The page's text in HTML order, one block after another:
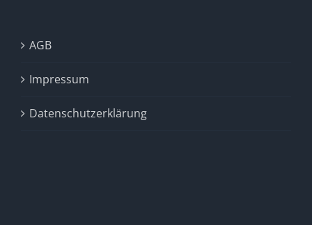
AGB
Impressum
Datenschutzerklärung